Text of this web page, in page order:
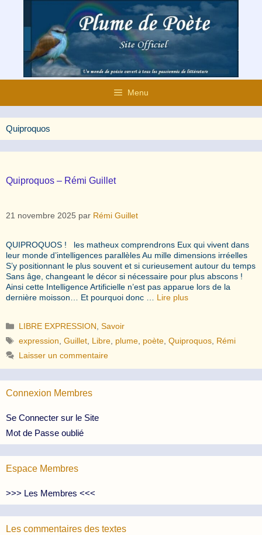
contenu
Menu
Quiproquos
Quiproquos – Rémi Guillet
21 novembre 2025 par Rémi Guillet
QUIPROQUOS ! les matheux comprendrons Eux qui vivent dans
leur monde d’intelligences parallèles Au mille dimensions irréelles
S’y positionnant le plus souvent et si curieusement autour du temps
Sans âge, changeant le décor si nécessaire pour plus abscons !
Ainsi cette Intelligence Artificielle n’est pas apparue lors de la
dernière moisson… Et pourquoi donc … Lire plus
Catégories
LIBRE EXPRESSION ,Savoir
Étiquettes
expression ,Guillet Libre plume poète ,Quiproquos Rémi
Laisser un commentaire
Connexion Membres
Se Connecter sur le Site
Mot de Passe oublié
Espace Membres
>>> Les Membres <<<
Les commentaires des textes